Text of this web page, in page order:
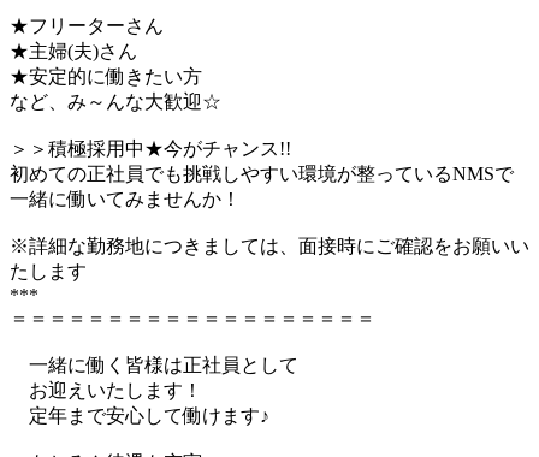
★フリーターさん
★主婦(夫)さん
★安定的に働きたい方
など、み～んな大歓迎☆
＞＞積極採用中★今がチャンス!!
初めての正社員でも挑戦しやすい環境が整っているNMSで
一緒に働いてみませんか！
※詳細な勤務地につきましては、面接時にご確認をお願いい
たします
***
＝＝＝＝＝＝＝＝＝＝＝＝＝＝＝＝＝＝＝
一緒に働く皆様は正社員として
お迎えいたします！
定年まで安心して働けます♪